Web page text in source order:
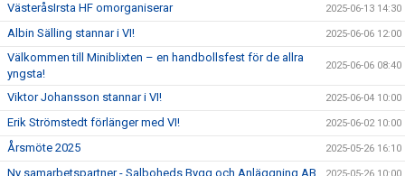
VästeråsIrsta HF omorganiserar 2025-06-13 14:30
Albin Sälling stannar i VI! 2025-06-06 12:00
Välkommen till Miniblixten – en handbollsfest för de allra
yngsta!
2025-06-06 08:40
Viktor Johansson stannar i VI! 2025-06-04 10:00
Erik Strömstedt förlänger med VI! 2025-06-02 10:00
Årsmöte 2025 2025-05-26 16:10
Ny samarbetspartner - Salboheds Bygg och Anläggning AB